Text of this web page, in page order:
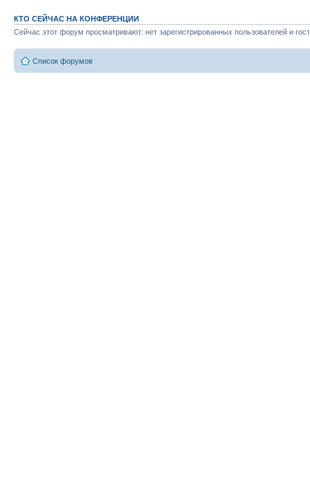
КТО СЕЙЧАС НА КОНФЕРЕНЦИИ
Сейчас этот форум просматривают: нет зарегистрированных пользователей и
Список форумов